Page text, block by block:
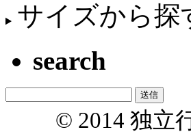
サイズから探
search
© 2014 独立